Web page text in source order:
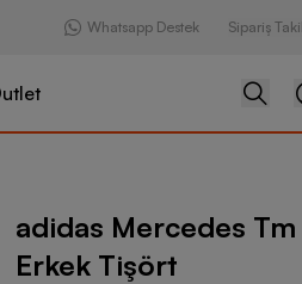
Whatsapp Destek Sipariş
Tm Polo Yaka Erkek Tişört
adidas Mercedes Tm
Erkek Tişört